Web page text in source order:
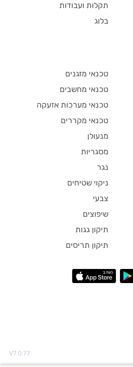
תקלות ועבודות
בלוג
טכנאי מזגנים
טכנאי מחשבים
טכנאי מערכות אזעקה
טכנאי מקררים
מנעולן
מסגריות
נגר
ניקוי שטיחים
צבעי
שיפוצים
תיקון גגות
תיקון תריסים
V7.0.77